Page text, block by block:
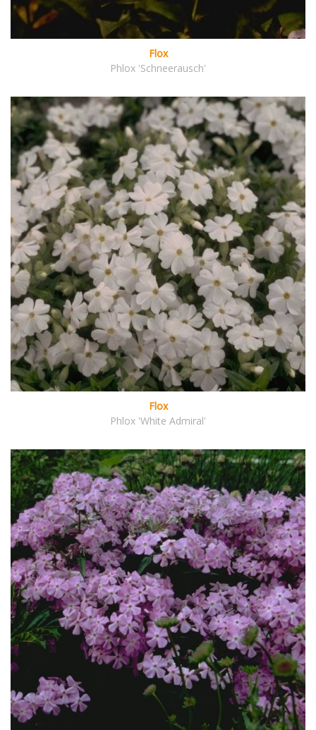
Flox
Phlox 'Schneerausch'
Flox
Phlox 'White Admiral'